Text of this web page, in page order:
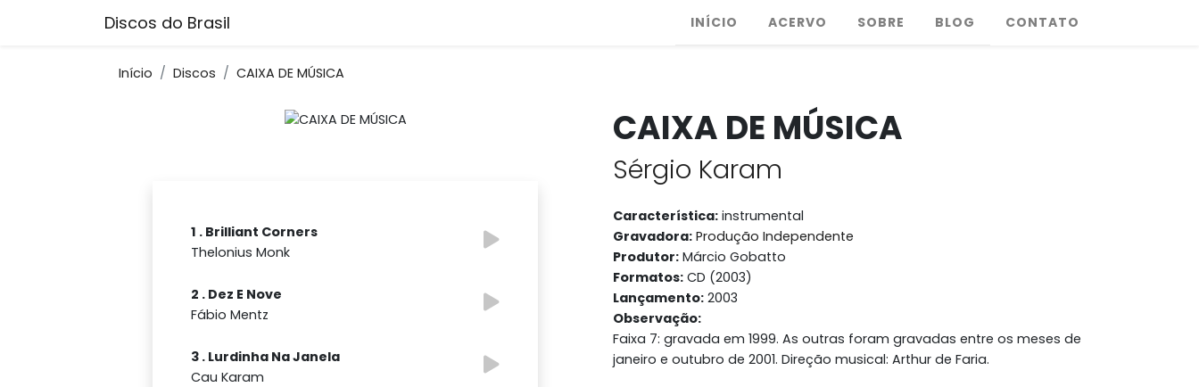
Discos do Brasil INÍCIO ACERVO SOBRE BLOG CONTATO
Início Discos CAIXA DE MÚSICA
1 . Brilliant Corners
Thelonius Monk
2 . Dez E Nove
Fábio Mentz
3 . Lurdinha Na Janela
Cau Karam
CAIXA DE MÚSICA
Sérgio Karam
Característica: instrumental
Gravadora: Produção Independente
Produtor: Márcio Gobatto
Formatos: CD (2003)
Lançamento: 2003
Observação:
Faixa 7: gravada em 1999. As outras foram gravadas entre os meses de
janeiro e outubro de 2001. Direção musical: Arthur de Faria.